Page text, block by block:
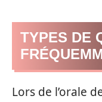
TYPES DE
Lors de l’orale